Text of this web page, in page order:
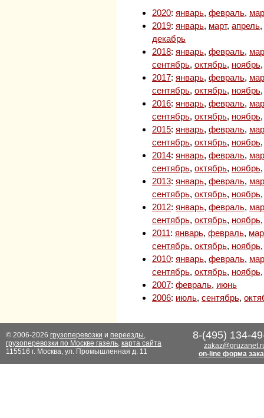
2020: январь, февраль,
2019: январь, март, апрель,
декабрь
2018: январь, февраль,
сентябрь, октябрь, ноябрь
2017: январь, февраль,
сентябрь, октябрь, ноябрь
2016: январь, февраль,
сентябрь, октябрь, ноябрь
2015: январь, февраль,
сентябрь, октябрь, ноябрь
2014: январь, февраль,
сентябрь, октябрь, ноябрь
2013: январь, февраль,
сентябрь, октябрь, ноябрь
2012: январь, февраль,
сентябрь, октябрь, ноябрь
2011: январь, февраль,
сентябрь, октябрь, ноябрь
2010: январь, февраль,
сентябрь, октябрь, ноябрь
2007: февраль, июнь
2006: июль, сентябрь,
© 2006-2026 грузоперевозки и переезды,
грузоперевозки по Москве газель, карта сайта
115516 г. Москва, ул. Промышленная д. 11
8-(495) 134-
on-line форма